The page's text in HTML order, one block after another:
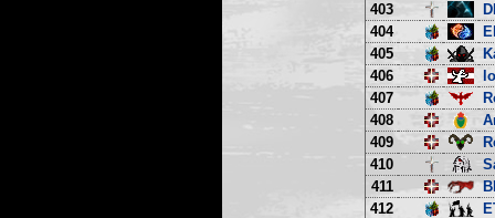
403
404
405
406
407
408
409
410
411
412